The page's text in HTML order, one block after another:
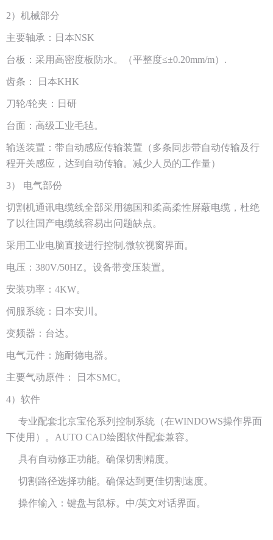
2）机械部分
主要轴承：日本NSK
台板：采用高密度板防水。（平整度≤±0.20mm/m）.
齿条： 日本KHK
刀轮/轮夹：日研
台面：高级工业毛毡。
输送装置：带自动感应传输装置（多条同步带自动传输及行
程开关感应，达到自动传输。减少人员的工作量）
3） 电气部份
切割机通讯电缆线全部采用德国和柔高柔性屏蔽电缆，杜绝
了以往国产电缆线容易出问题缺点。
采用工业电脑直接进行控制,微软视窗界面。
电压：380V/50HZ。设备带变压装置。
安装功率：4KW。
伺服系统：日本安川。
变频器：台达。
电气元件：施耐德电器。
主要气动原件： 日本SMC。
4）软件
专业配套北京宝伦系列控制系统（在WINDOWS操作界面
下使用）。AUTO CAD绘图软件配套兼容。
具有自动修正功能。确保切割精度。
切割路径选择功能。确保达到更佳切割速度。
操作输入：键盘与鼠标。中/英文对话界面。